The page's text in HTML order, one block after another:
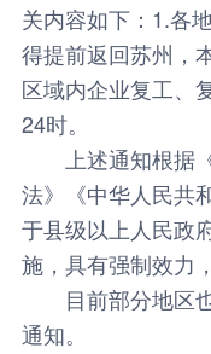
关内容如下：1.各
得提前返回苏州，
区域内企业复工、
24时。
上述通知根据《
法》《中华人民共
于县级以上人民政
施，具有强制效力
目前部分地区也
通知。